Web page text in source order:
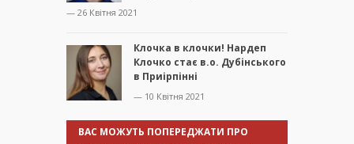
— 26 Квітня 2021
Клочка в клочки! Нардеп
Клочко стає в.о. Дубінського
в Приірпінні
— 10 Квітня 2021
ВАС МОЖУТЬ ПОПЕРЕДЖАТИ ПРО